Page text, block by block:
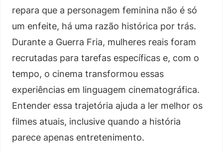
repara que a personagem feminina não é só
um enfeite, há uma razão histórica por trás.
Durante a Guerra Fria, mulheres reais foram
recrutadas para tarefas específicas e, com o
tempo, o cinema transformou essas
experiências em linguagem cinematográfica.
Entender essa trajetória ajuda a ler melhor os
filmes atuais, inclusive quando a história
parece apenas entretenimento.